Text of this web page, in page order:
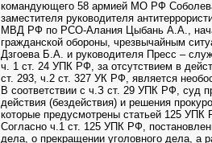
командующего 58 армией МО РФ
заместителя руководителя
МВД РФ по РСО-Алания Цыбань А.А.,
гражданской обороны, чрезвычайным
Дзгоева Б.А. и руководителя Пресс –
ч. 1 ст. 24 УПК РФ, за отсутствием в
ст. 293, ч.2 ст. 327 УК РФ, является
В соответствии с ч.З ст. 29 УПК РФ, суд
действия (бездействия) и решения
которые предусмотрены статьей 125 УПК
Согласно ч.1 ст. 125 УПК РФ,
дела, о прекращении уголовного дела, а